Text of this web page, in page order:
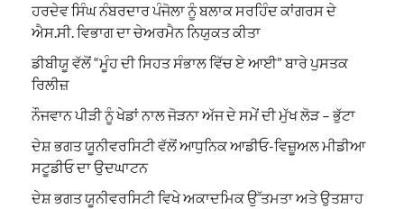
ਹਰਦੇਵ ਸਿੰਘ ਨੰਬਰਦਾਰ ਪੰਜੋਲਾ ਨੂੰ ਬਲਾਕ ਸਰਹਿੰਦ ਕਾਂਗਰਸ ਦੇ
ਐਸ.ਸੀ. ਵਿਭਾਗ ਦਾ ਚੇਅਰਮੈਨ ਨਿਯੁਕਤ ਕੀਤਾ
ਡੀਬੀਯੂ ਵੱਲੋਂ “ਮੂੰਹ ਦੀ ਸਿਹਤ ਸੰਭਾਲ ਵਿੱਚ ਏ ਆਈ” ਬਾਰੇ ਪੁਸਤਕ
ਰਿਲੀਜ਼
ਨੌਜਵਾਨ ਪੀੜੀ ਨੂੰ ਖੇਡਾਂ ਨਾਲ ਜੋੜਨਾ ਅੱਜ ਦੇ ਸਮੇਂ ਦੀ ਮੁੱਖ ਲੋੜ – ਭੁੱਟਾ
ਦੇਸ਼ ਭਗਤ ਯੂਨੀਵਰਸਿਟੀ ਵੱਲੋਂ ਆਧੁਨਿਕ ਆਡੀਓ-ਵਿਜ਼ੂਅਲ ਮੀਡੀਆ
ਸਟੂਡੀਓ ਦਾ ਉਦਘਾਟਨ
ਦੇਸ਼ ਭਗਤ ਯੂਨੀਵਰਸਿਟੀ ਵਿਖੇ ਅਕਾਦਮਿਕ ਉੱਤਮਤਾ ਅਤੇ ਉਤਸ਼ਾਹ